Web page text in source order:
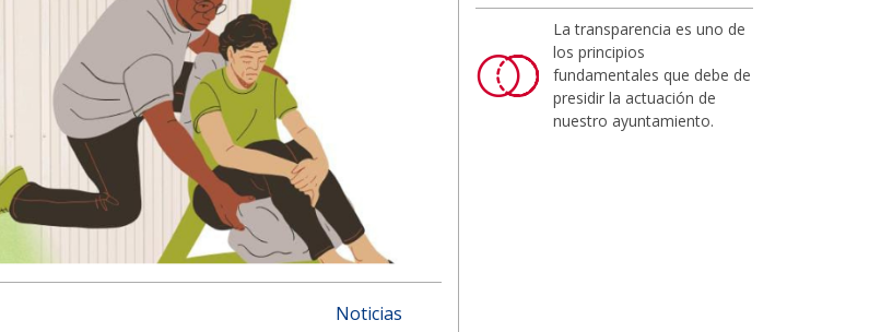
Noticias
La transparencia es uno de
los principios
fundamentales que debe de
presidir la actuación de
nuestro ayuntamiento.